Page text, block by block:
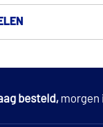
besteld, morgen